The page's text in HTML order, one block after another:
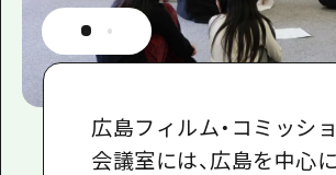
広島フィルム・コミッシ
会議室には、広島を中心